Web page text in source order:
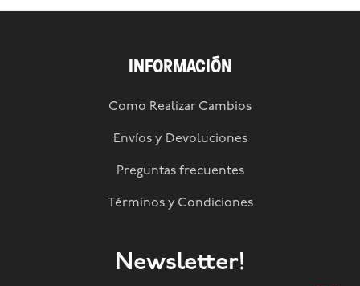
INFORMACIÓN
Como Realizar Cambios
Envíos y Devoluciones
Preguntas frecuentes
Términos y Condiciones
Newsletter!